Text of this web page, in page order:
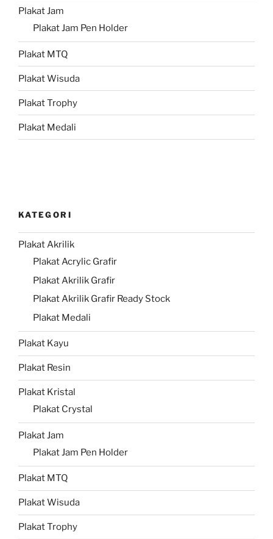
Plakat Jam
Plakat Jam Pen Holder
Plakat MTQ
Plakat Wisuda
Plakat Trophy
Plakat Medali
KATEGORI
Plakat Akrilik
Plakat Acrylic Grafir
Plakat Akrilik Grafir
Plakat Akrilik Grafir Ready Stock
Plakat Medali
Plakat Kayu
Plakat Resin
Plakat Kristal
Plakat Crystal
Plakat Jam
Plakat Jam Pen Holder
Plakat MTQ
Plakat Wisuda
Plakat Trophy